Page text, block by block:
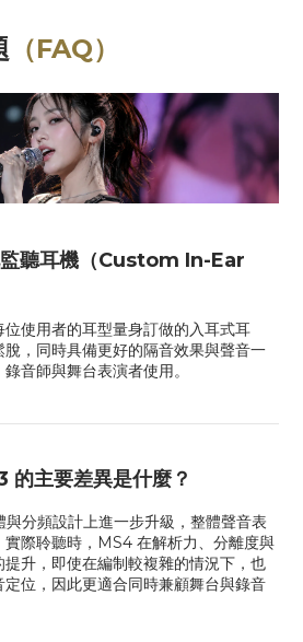
（FAQ）
聽耳機（Custom In-Ear
使用者的耳型量身訂做的入耳式耳
，同時具備更好的隔音效果與聲音一
音師與舞台表演者使用。
的主要差異是什麼？
與分頻設計上進一步升級，整體聲音表
際聆聽時， MS4 在解析力、分離度與
升，即使在編制較複雜的情況下，也
位，因此更適合同時兼顧舞台與錄音